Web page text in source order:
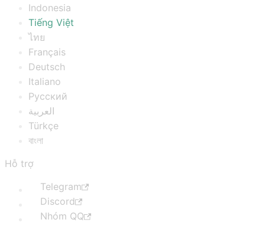
Indonesia
Tiếng Việt
ไทย
Français
Deutsch
Italiano
Русский
العربية
Türkçe
বাংলা
Hỗ trợ
Telegram
Discord
Nhóm QQ